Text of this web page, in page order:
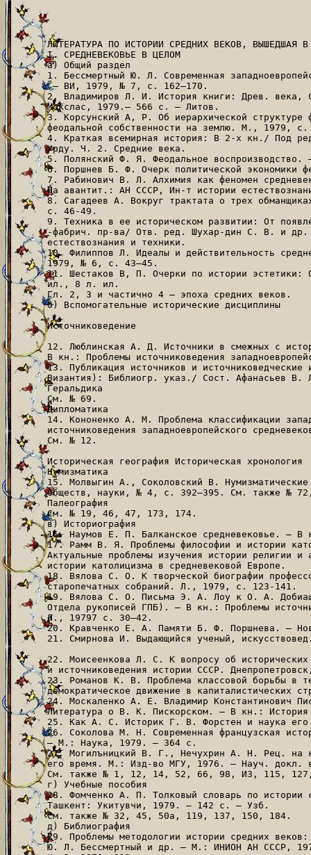
ЛИТЕРАТУРА ПО ИСТОРИИ СРЕДНИХ ВЕКОВ, ВЫШЕДШАЯ В 1979 г.
I. СРЕДНЕВЕКОВЬЕ В ЦЕЛОМ
а) Общий раздел
1. Бессмертный Ю. Л. Современная западноевропейская историография о динамике средневекового земледелия.
 — ВИ, 1979, № 7, с. 162—170.
2. Владимиров Л. И. История книги: Древ. века, Средневековье. Возрождение. XVI—XVII вв.— Вильнюс: 
Мокслас, 1979.— 566 с. — Литов.
3. Корсунский А, Р. Об иерархической структуре феодальной собственности. — В кн.: Проблемы развития 
феодальной собственности на землю. М., 1979, с. 145—174.
4. Краткая всемирная история: В 2-х кн./ Под ред. А. Манфреда. Кн. 1 — М.: Прогресс, 1979.— 733 с.— 
Урду. Ч. 2. Средние века.
5. Полянский Ф. Я. Феодальное воспроизводство. — Вести. Моск. ун-та. Экономика, 1979, № 5, с. 23—39.
6. Поршнев Б. Ф. Очерк политической экономики феодализма. — М.: Прогресс, 1979.— 327 с. — Фр.
7. Рабинович В. Л. Алхимия как феномен средневековой культуры. — М.: Наука, 1979, — 391 с. — 
На авантит.: АН СССР, Ин-т истории естествознания и техники.
8. Сагадеев А. Вокруг трактата о трех обманщиках. — Наука и религия, 1979, № 5, с. 31—35; № 6, 
с. 46-49.
9. Техника в ее историческом развитии: От появления руч. орудий труда до становления техники машин.
-фабрич. пр-ва/ Отв. ред. Шухар-дин С. В. и др. — М.: Наука, 1979.— 412 с.— В надзаг.: АН СССР, Ин-т истории 
естествознания и техники.
10. Филиппов Л. Идеалы и действительность средневековья/ Публ. И. Жер-невской. — Наука и религия, 
1979, № 6, с. 43—45.
11. Шестаков В, П. Очерки по истории эстетики: От Сократа до Гегеля.— М.: Мысль, 1979 — 372 с., 
ил., 8 л. ил.
Гл. 2, 3 и частично 4 — эпоха средних веков.
б) Вспомогательные исторические дисциплины

Источниковедение
 
12. Люблинская А. Д. Источники в смежных с историей науках (по материалам зарубеж. медиевистики). — 
В кн.: Проблемы источниковедения западноевропейского средневековья. Л., 1979, с. 9—46.
13. Публикация источников и источниковедческие исследования (западноевропейское Средневековье и 
Византия): Библиогр. указ./ Сост. Афанасьев В. Л., Пиотровская Е. К. — Там же, с. 213—280. См. также № 36, 110.
Геральдика
См. № 69.
Дипломатика
14. Кононенко А. М. Проблема классификации западноевропейского частного акта. — В кн.: Проблемы 
источниковедения западноевропейского средневековья. Л., 1979, с. 109—123.
См. № 12.
 
Историческая география Историческая хронология
Нумизматика
15. Молвыгин А., Соколовский В. Нумизматические находки 1978 года. — Изв. АН СССР, 1979, т. 28. 
Обществ, науки, № 4, с. 392—395. См. также № 72, 76, 227.
Палеография 
См. № 19, 46, 47, 173, 174.
в) Историография
16. Наумов Е. П. Балканское средневековье. — В кн.: Балканские исследования. М., 1979, вып. 5, с. 6—21.
17. Рамм В. Я. Проблемы философии и истории католицизма в работах советских ученых [1967—1977]. — В кн.: 
Актуальные проблемы изучения истории религии и атеизма. Л., 1979, с. 142—167. С.  160—163:  о работах по 
истории католицизма в средневековой Европе.
18. Вялова С. О. К творческой биографии профессора И. М. Гревса. — В кн.: Из истории рукописных и 
старопечатных собраний. Л., 1979, с. 123-141.
19. Вялова С. О. Письма Э. А. Лоу к О. А. Добиаш-Рождественской: (К вопросу о международных научных связях 
Отдела рукописей ГПБ). — В кн.: Проблемы источниковедческого изучения рукописных и старопечатных фондов. 
Л., 19797 с. 30—42.
20. Кравченко Е. А. Памяти Б. Ф. Поршнева. — Новая и новейшая история, 1979, № 2, с. 218—219.
21. Смирнова И. Выдающийся ученый, искусствовед. — Художник, 1979, № 4, с. 29—31. О В. Н. Лазареве.
 
22. Моисеенкова Л. С. К вопросу об исторических взглядах П. Г. Виноградова. — В кн.: Проблемы историографии 
и источниковедения истории СССР. Днепропетровск, 1979, с. 40—48.
23. Романов К. В. Проблема классовой борьбы в теории прогресса Н. И. Кареева. — В кн.: Рабочее и 
демократическое движение в капиталистических странах в XIX—XX вв. Л., 1979, с. 76—84.
24. Москаленко А. Е. Владимир Константинович Пискорский (1867—1910): Список печатных работ В. К. Пискорского. 
Литература о В. К. Пискорском. — В кн.: История и историки: Историогр. ежегодник. 1976. М., 1979, с. 386-395. 
25. Как А. С. Историк Г. В. Форстен и наука его времени. — М.: Наука, 1979. —151 с. 
26. Соколова М. Н. Современная французская историография: Основные тенденции в объяснении ист. процесса. 
— М.: Наука, 1979. — 364 с. 
27. Могилъницкий В. Г., Нечухрин А. Н. Рец. на кн.: Сафронов Б. Г. Историческое мировоззрение Р. Ю. Виппера и 
его время. М.: Изд-во МГУ, 1976. — Науч. докл. высш. школы. Филос. науки, 1979, № 3, с. 142—144.
См. также № 1, 12, 14, 52, 66, 98, ИЗ, 115, 127, 138, 141, 144, 149, 158, 161, 163, 164.
г) Учебные пособия
28. Фомченко А. П. Толковый словарь по истории средних веков: Для студентов высш. учеб, заведений — 
Ташкент: Укитувчи, 1979. — 142 с. — Узб.
См. также № 32, 45, 50а, 119, 137, 150, 184.
д) Библиография
29. Проблемы методологии истории средних веков: европейский город в системе феодализма: Реф. сб./ Ред. кол.: 
Ю. Л. Бессмертный и др. — М.: ИНИОН АН СССР, 1979. — (Сер. «Пробл. всеобщ, истории»).
Ч. 1. 1979. 319 с.
Ч. 2. 1979. 278 с.
30. Садиков   В.   Н.   Библиография   по   всеобщей   истории   государства   и права (1918—1978 гг.). —М.: 
Юрид. лит., 1979.— 133 с. Раздел IV. Средние века, с. 36—73. См. также № 13, 24, 50, 123, 134, 167.
е)  Хроника
31. Долдобанова Н. А. Конференция по истории средневековой письменности и книги. — В кн.: 
Археографический ежегодник за 1978 год. М., 1979, с. 343—353. Проблематика частично относится к 
западноевропейскому средневековью.
См. также № 59, 65, 70, 79, 135, 138, 204, 211.
 
ж)  История отдельных стран
Англия
32. Кертман Л. Е. География, история и культура Англии:   [Учебн. пособие для вузов]. — 2-е изд., перераб. — М.: 
Высш. школа, 1979. Гл. 1. Феодальная Англия, с. 7—74.
Германия
33. Саливон А. Н. Рец. на кн.: Колесницкий Н. Ф. «Священная Римская империя»: притязания и действительность. 
М., 1977. — Сов. славяноведение, 1979, № 6, с. 112—113.
Испания
34. Пчелина Н. В. Каталонцы. — ВИ, 1979, № 9, с. 182—188.
См. также № 39. 
Италия
35. Никитюк О. Д. Художественные музеи Венеции. — М.: Искусство, 1979. — 183 с., ил. — (Города и музеи мира).
36. Рутенбург В. И. Проблема комплексного изучения источников по экономической истории средневековой Италии. 
— В кн.: Проблемы источниковедения западноевропейского средневековья. Л., 1979, с. 47—70.
Финляндия
38. Карху Э. Г. История литературы Финляндии: От истоков до конца XIX века. — Л.: Наука, 1979. — 510 с. 
Гл.   1—2,   затрагивающие   эпоху  средневековья,  содержат   значительный материал историко-культурного 
характера.
Франция
39. Пчелина Н. В. Баски. — ВИ, 1979, № 1, с. 180—186.
 
II. ПЕРИОД СТАНОВЛЕНИЯ ФЕОДАЛИЗМА  (V—XI ВВ.)
а) Общий раздел
40. Грохова В. Место Византии в типологии европейского феодализма. — ВВ, 1979, т. 40, с. 3—8.
41. Джаксон Т. Н. Бьярмия, Древняя Русь и «земля незнаемая». — В кн.: Скандинавский сборник. Таллин, 
1979, вып. 24, с. 133—138. По  поводу  статьи  А.  Л.  Никитина   «Биармия и Древняя  Русь» (ВИ, 1976, № 7).
42. Дроздов В. В. Процессы феодализации в Поздней Римской империи. — В кн.: Вопросы истории экономической 
мысли и народного хозяйства/ Под ред. В. В. Бородина. М., 1979, с. 81—95.
43. Дроздов В. В. Экономические проблемы генезиса феодализма [в романизированных странах]: Автореф. дис. ... 
канд. экон. наук. — М., 1979. 
44. Королюк В. Д. Термин «Волошская земля» в раннесредневековых письменных источниках. — В кн.: Этническая 
история восточных романцев: Древность и сред. века. М., 1979, с. 5—17.
45. Корсунский А. Р. Возникновение феодальных отношений в Западной Европе: Учеб.-метод. пособие для 
студентов-заочников II курса ист. фак. гос. ун-тов. — М.: Изд-во Моск. ун-та, 1979. Вып. 3. 85 с.
46. Мажуга В. И. Почерк в латинском письме конца VIII—середины XIII в.: Автореф. дис. ... канд. ист. наук. 
Л., 1979. 16 с. 
47. Мажуга В. И, Изображение писцов в искусстве раннего средневековья (конец VIII—XI в.). — В кн.: 
Вспомогательные исторические дисциплины. Л., 1979, т. XI, с. 265—286.
48. Майоров Г. Г. Формирование средневековой философии: Латин. патристика. — М.: Мысль, 1979. — 431 с., ил.
49. Мельникова Е. А. Скандинавия и Византия. — ВИ, 1979, № 9, с. 152—153.
50. Современные зарубежные исследования по средневековой философии: Сб. обзоров и реф./ [Отв. ред.-сост. 
Андреева И. С.]. — М.: ИНИОН АН СССР, 1979.— 206 с.
51. Соколов В. В. Средневековая философия: Учеб. пособие для студентов и аспирантов филос. фак. и 
отд-ний ун-тов. — М.: Высш. школа, 1979. — 448 с.
б) История отдельных стран и народов
Франкское государство Меровингов и Каролингов
52.